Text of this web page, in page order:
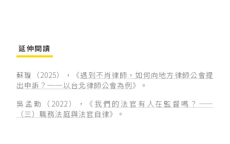
延伸閱讀
蘇璇（2025），《遇到不肖律師，如何向地方律師公會提
出申訴？──以台北律師公會為例》。
吳孟勳（2022），《 我們的法官有人在監督嗎？——
（三）職務法庭與法官自律》。